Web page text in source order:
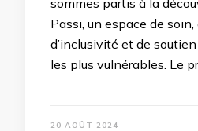
sommes partis à la
Passi, un espace de
d’inclusivité et de
les plus vulnérables. Le
20 AOÛT 2024